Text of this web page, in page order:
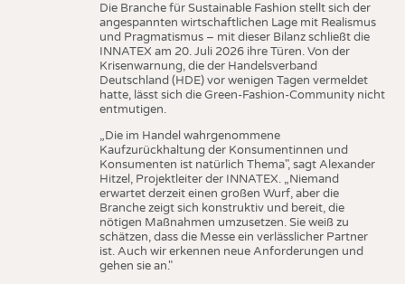
Die Branche für Sustainable Fashion stellt sich der
angespannten wirtschaftlichen Lage mit Realismus
und Pragmatismus – mit dieser Bilanz schließt die
INNATEX am 20. Juli 2026 ihre Türen. Von der
Krisenwarnung, die der Handelsverband
Deutschland (HDE) vor wenigen Tagen vermeldet
hatte, lässt sich die Green-Fashion-Community nicht
entmutigen.
„Die im Handel wahrgenommene
Kaufzurückhaltung der Konsumentinnen und
Konsumenten ist natürlich Thema", sagt Alexander
Hitzel, Projektleiter der INNATEX. „Niemand
erwartet derzeit einen großen Wurf, aber die
Branche zeigt sich konstruktiv und bereit, die
nötigen Maßnahmen umzusetzen. Sie weiß zu
schätzen, dass die Messe ein verlässlicher Partner
ist. Auch wir erkennen neue Anforderungen und
gehen sie an."